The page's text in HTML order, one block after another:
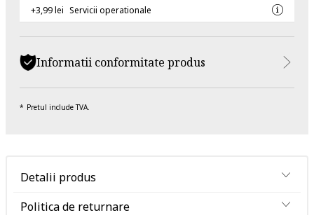
+3,99 lei Servicii operationale
Informatii conformitate produs
Pretul include TVA.
Detalii produs
Politica de returnare